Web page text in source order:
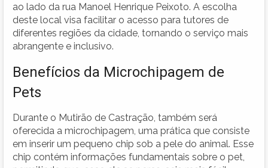
ao lado da rua Manoel Henrique Peixoto. A escolha
deste local visa facilitar o acesso para tutores de
diferentes regiões da cidade, tornando o serviço mais
abrangente e inclusivo.
Benefícios da Microchipagem de
Pets
Durante o Mutirão de Castração, também será
oferecida a microchipagem, uma prática que consiste
em inserir um pequeno chip sob a pele do animal. Esse
chip contém informações fundamentais sobre o pet,